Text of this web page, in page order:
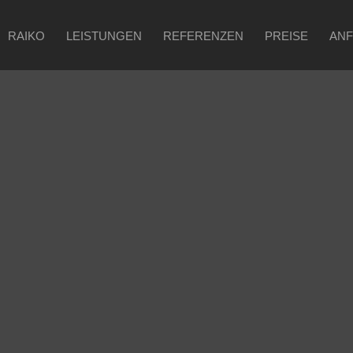
RAIKO LEISTUNGEN REFERENZEN PREISE